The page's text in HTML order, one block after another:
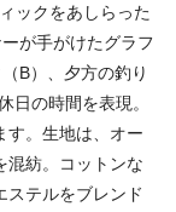
ックをあしらった
が手がけたグラフ
B）、夕方の釣り
日の時間を表現。
す。生地は、オー
混紡。コットンな
ステルをブレンド